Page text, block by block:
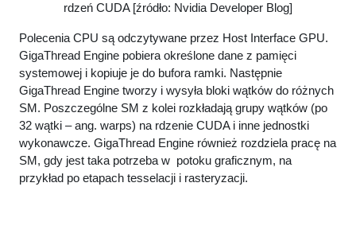
rdzeń CUDA [źródło: Nvidia Developer Blog]
Polecenia CPU są odczytywane przez Host Interface GPU.
GigaThread Engine pobiera określone dane z pamięci
systemowej i kopiuje je do bufora ramki. Następnie
GigaThread Engine tworzy i wysyła bloki wątków do różnych
SM. Poszczególne SM z kolei rozkładają grupy wątków (po
32 wątki – ang. warps) na rdzenie CUDA i inne jednostki
wykonawcze. GigaThread Engine również rozdziela pracę na
SM, gdy jest taka potrzeba w potoku graficznym, na
przykład po etapach tesselacji i rasteryzacji.